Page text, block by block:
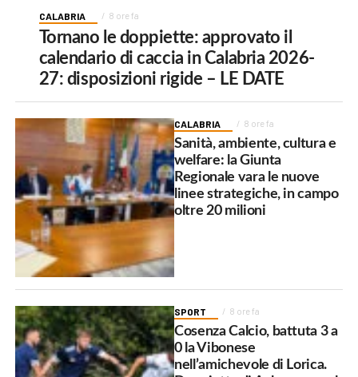
CALABRIA 8 ore fa
Tornano le doppiette: approvato il
calendario di caccia in Calabria 2026-
27: disposizioni rigide – LE DATE
CALABRIA 8 ore fa
Sanità, ambiente, cultura e
welfare: la Giunta
Regionale vara le nuove
linee strategiche, in campo
oltre 20 milioni
SPORT 8 ore fa
Cosenza Calcio, battuta 3 a
0 la Vibonese
nell’amichevole di Lorica.